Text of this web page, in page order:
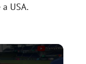
USA.